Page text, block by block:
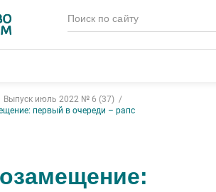
Выпуск июль 2022 № 6 (37)
первый в очереди – рапс